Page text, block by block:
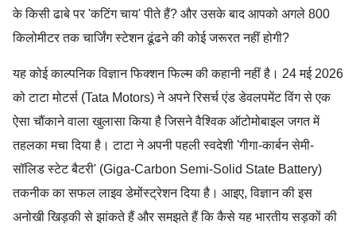
के किसी ढाबे पर 'कटिंग चाय' पीते हैं? और उसके बाद आपको अगले 800
किलोमीटर तक चार्जिंग स्टेशन ढूंढने की कोई जरूरत नहीं होगी?
यह कोई काल्पनिक विज्ञान फिक्शन फिल्म की कहानी नहीं है। 24 मई 2026
को टाटा मोटर्स (Tata Motors) ने अपने रिसर्च एंड डेवलपमेंट विंग से एक
ऐसा चौंकाने वाला खुलासा किया है जिसने वैश्विक ऑटोमोबाइल जगत में
तहलका मचा दिया है। टाटा ने अपनी पहली स्वदेशी 'गीगा-कार्बन सेमी-
सॉलिड स्टेट बैटरी' (Giga-Carbon Semi-Solid State Battery)
तकनीक का सफल लाइव डेमोंस्ट्रेशन दिया है। आइए, विज्ञान की इस
अनोखी खिड़की से झांकते हैं और समझते हैं कि कैसे यह भारतीय सड़कों की